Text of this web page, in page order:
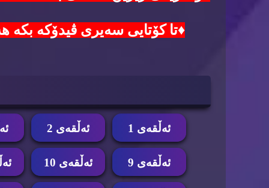
♦️تا کۆتایی سەیری ڤیدۆکە بکە هەموو
ئه‌ڵقه‌ی 1 ئه‌ڵقه‌ی 2
ئه‌ڵقه‌ی 9 ئه‌ڵقه‌ی 10